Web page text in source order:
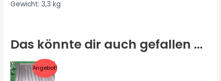
Gewicht: 3,3 kg
Das könnte dir auch gefallen …
Angebot!